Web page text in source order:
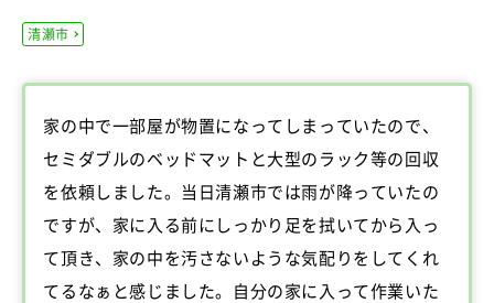
清瀬市
家の中で一部屋が物置になってしまっていたので、
セミダブルのベッドマットと大型のラック等の回収
を依頼しました。当日清瀬市では雨が降っていたの
ですが、家に入る前にしっかり足を拭いてから入っ
て頂き、家の中を汚さないような気配りをしてくれ
てるなぁと感じました。自分の家に入って作業いた